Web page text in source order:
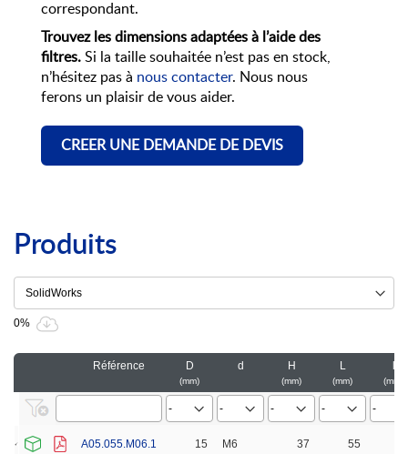
correspondant.
Trouvez les dimensions adaptées à l’aide des
filtres. Si la taille souhaitée n’est pas en stock,
n’hésitez pas à nous contacter. Nous nous
ferons un plaisir de vous aider.
CREER UNE DEMANDE DE DEVIS
Produits
0%
Référence D
mm
d H
mm
L
mm
l
mm
A05.055.M06.1 15 M6 37 55